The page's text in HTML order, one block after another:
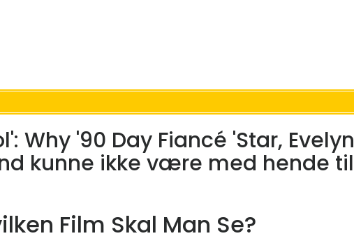
Why '90 Day Fiancé 'Star, Evelyn
kunne ikke være med hende til
Film Skal Man Se?